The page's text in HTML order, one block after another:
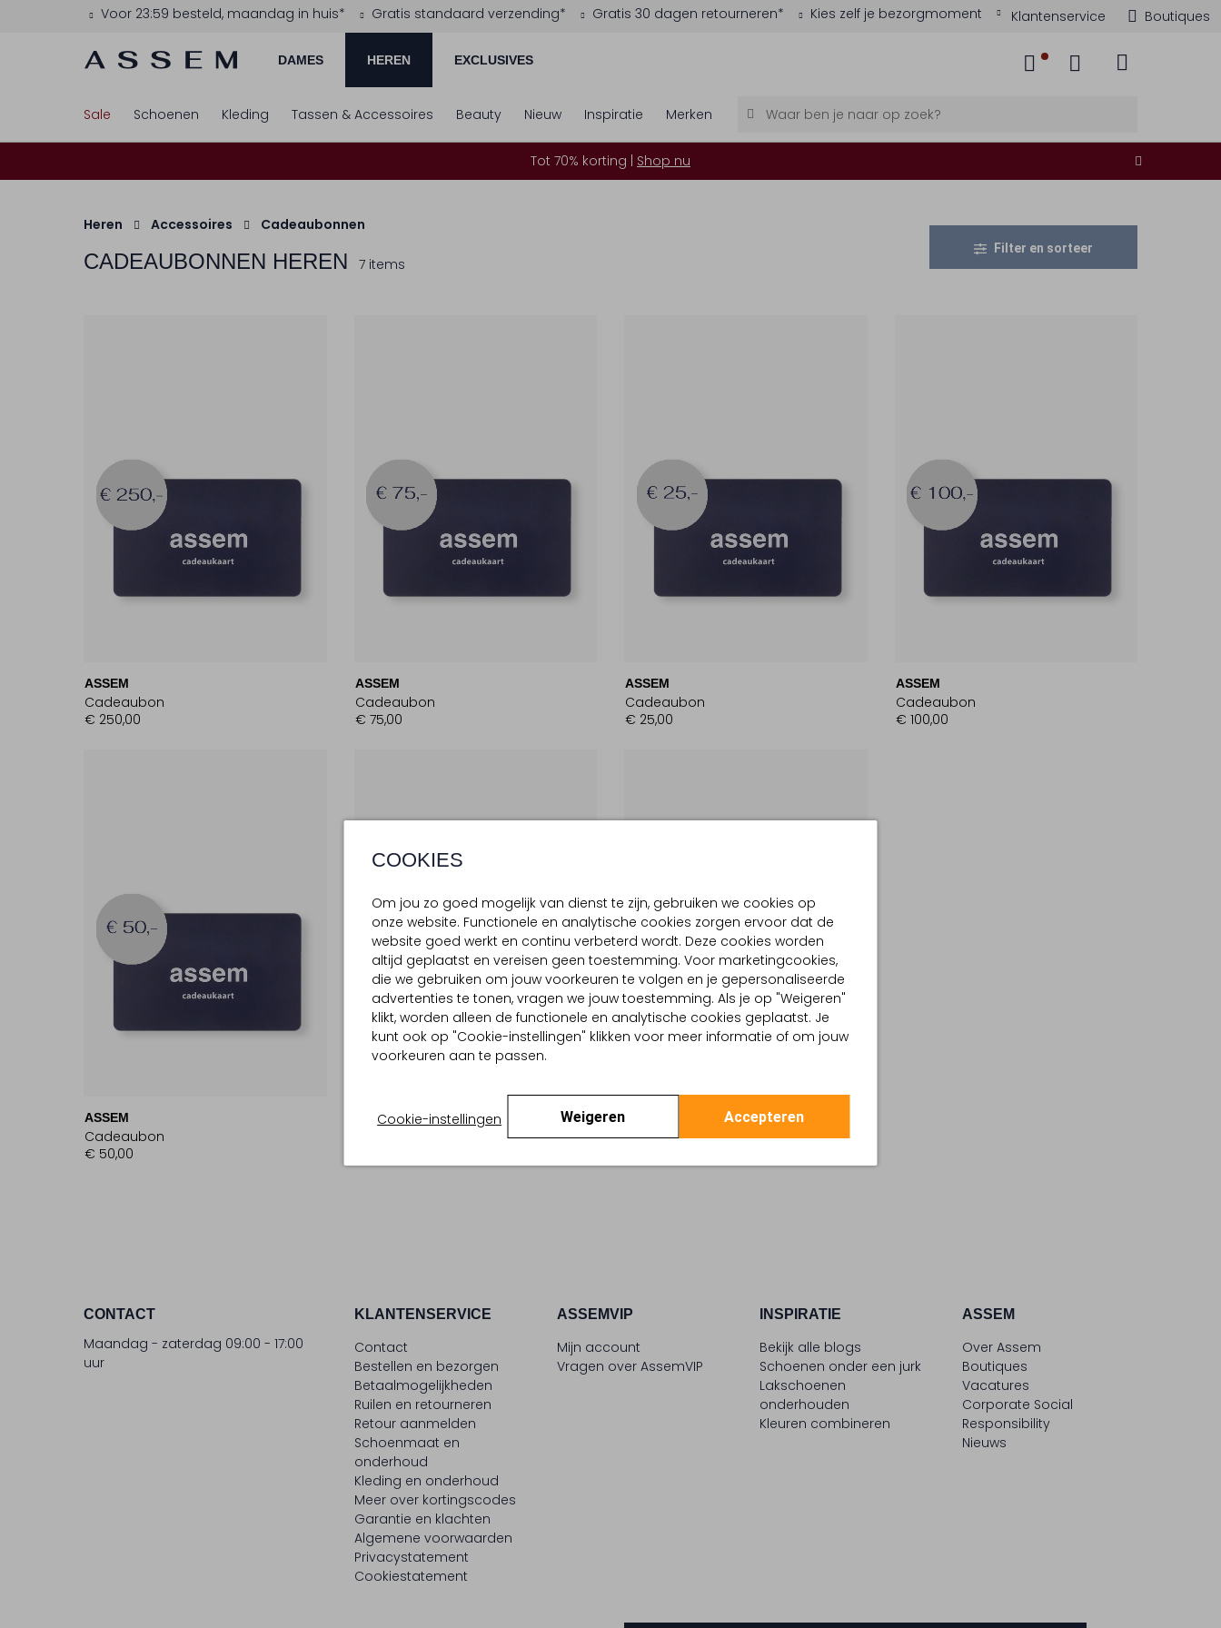
Voor 23:59 besteld, maandag in huis* Gratis standaard verzending* Gratis 30 dagen retourneren* Kies zelf je bezorgmoment Klantenservice Boutiques
DAMES HEREN EXCLUSIVES
COOKIES
Om jou zo goed mogelijk van dienst te zijn, gebruiken we cookies op
onze website. Functionele en analytische cookies zorgen ervoor dat de
website goed werkt en continu verbeterd wordt. Deze cookies worden
altijd geplaatst en vereisen geen toestemming. Voor marketingcookies,
die we gebruiken om jouw voorkeuren te volgen en je gepersonaliseerde
advertenties te tonen, vragen we jouw toestemming. Als je op "Weigeren"
klikt, worden alleen de functionele en analytische cookies geplaatst. Je
kunt ook op "Cookie-instellingen" klikken voor meer informatie of om jouw
voorkeuren aan te passen.
Cookie-instellingen Weigeren Accepteren
Sale Schoenen Kleding Tassen & Accessoires Beauty Nieuw Inspiratie Merken
Tot 70% korting | Shop nu
Heren Accessoires Cadeaubonnen
CADEAUBONNEN HEREN 7 items
Filter en sorteer
ASSEM
Cadeaubon
€ 250,00
ASSEM
Cadeaubon
€ 75,00
ASSEM
Cadeaubon
€ 25,00
ASSEM
Cadeaubon
€ 100,00
ASSEM
Cadeaubon
€ 50,00
ASSEM
Cadeaubon
CONTACT
Maandag - zaterdag 09:00 - 17:00
uur
KLANTENSERVICE
Contact
Bestellen en bezorgen
Betaalmogelijkheden
Ruilen en retourneren
Retour aanmelden
Schoenmaat en
onderhoud
Kleding en onderhoud
Meer over kortingscodes
Garantie en klachten
Algemene voorwaarden
Privacystatement
Cookiestatement
ASSEMVIP
Mijn account
Vragen over AssemVIP
INSPIRATIE
Bekijk alle blogs
Schoenen onder een jurk
Lakschoenen
onderhouden
Kleuren combineren
ASSEM
Over Assem
Boutiques
Vacatures
Corporate Social
Responsibility
Nieuws